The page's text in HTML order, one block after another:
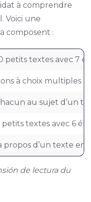
à comprendre
Voici une
composent :
textes avec 7
à choix multiples
au sujet d’un
textes avec 6
propos d’un texte
de lectura du